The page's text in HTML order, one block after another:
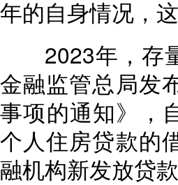
年的自身情况，
2023年，存量
金融监管总局发
事项的通知》，
个人住房贷款的
融机构新发放贷